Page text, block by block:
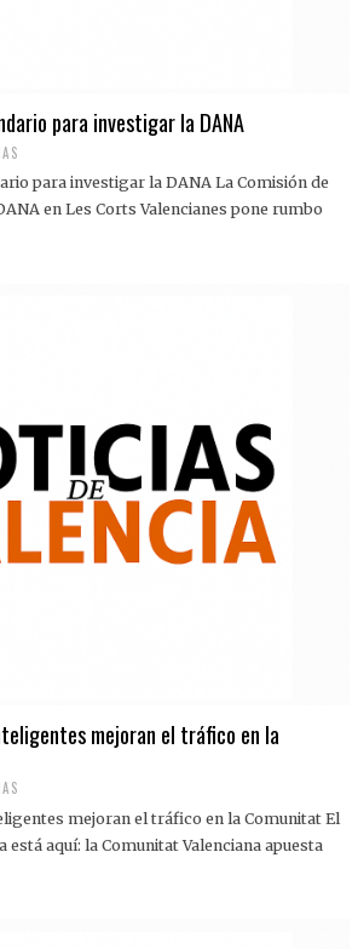
para investigar la DANA
para investigar la DANA La Comisión de
en Les Corts Valencianes pone rumbo
mejoran el tráfico en la
mejoran el tráfico en la Comunitat El
aquí: la Comunitat Valenciana apuesta